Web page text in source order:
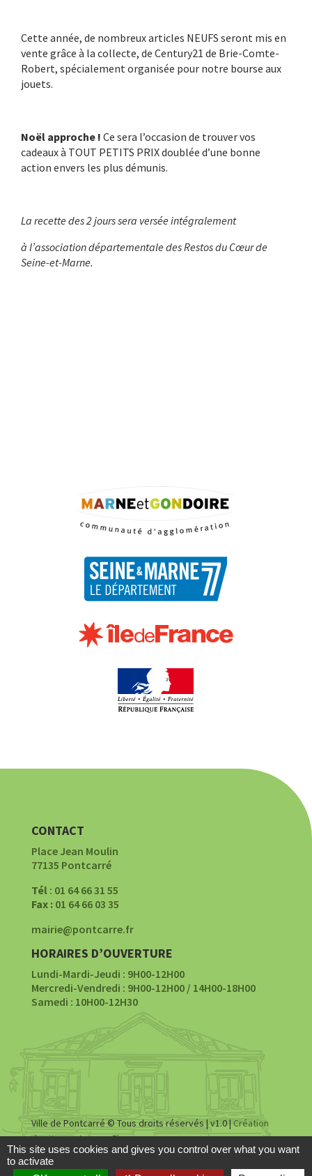
Cette année, de nombreux articles NEUFS seront mis en
vente grâce à la collecte, de Century21 de Brie-Comte-
Robert, spécialement organisée pour notre bourse aux
jouets.
Noël approche ! Ce sera l’occasion de trouver vos
cadeaux à TOUT PETITS PRIX doublée d’une bonne
action envers les plus démunis.
La recette des 2 jours sera versée intégralement
à l’association départementale des Restos du Cœur de
Seine-et-Marne.
CONTACT
Place Jean Moulin
77135 Pontcarré
Tél: 01 64 66 31 55
Fax :01 64 66 03 35
mairie@pontcarre.fr
HORAIRES D’OUVERTURE
Lundi-Mardi-Jeudi : 9H00-12H00
Mercredi-Vendredi : 9H00-12H00 / 14H00-18H00
Samedi : 10H00-12H30
Ville de Pontcarré © Tous droits réservés | v1.0 | Création
du site par Agence Fluence
This site uses cookies and gives you control over what you want
to activate